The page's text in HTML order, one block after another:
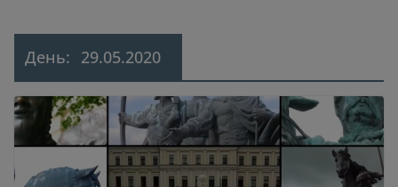
День: 29.05.2020